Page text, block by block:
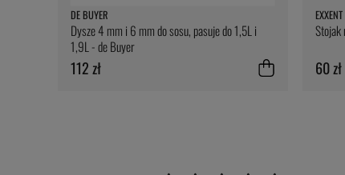
DE BUYER
Dysze 4 mm i 6 mm do sosu, pasuje do 1,5L i
1,9L - de Buyer
112 zł
EXXENT
Stojak
60 zł